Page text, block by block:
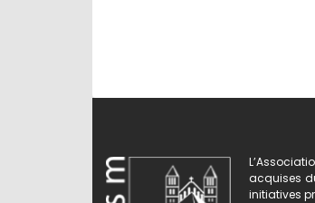
acquises
initiatives